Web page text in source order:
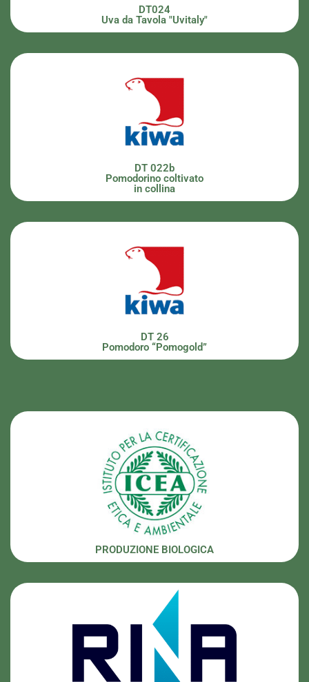
DT024
Uva da Tavola "Uvitaly"
DT 022b
Pomodorino coltivato
in collina
DT 26
Pomodoro “Pomogold”
PRODUZIONE BIOLOGICA